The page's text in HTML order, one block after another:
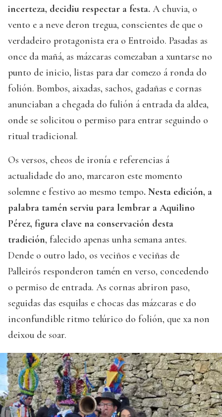
incerteza, decidiu respectar a festa. A chuvia, o
vento e a neve deron tregua, conscientes de que o
verdadeiro protagonista era o Entroido. Pasadas as
once da mañá, as mázcaras comezaban a xuntarse no
punto de inicio, listas para dar comezo á ronda do
folión. Bombos, aixadas, sachos, gadañas e cornas
anunciaban a chegada do fulión á entrada da aldea,
onde se solicitou o permiso para entrar seguindo o
ritual tradicional.
Os versos, cheos de ironía e referencias á
actualidade do ano, marcaron este momento
solemne e festivo ao mesmo tempo. Nesta edición, a
palabra tamén serviu para lembrar a Aquilino
Pérez, figura clave na conservación desta
tradición, falecido apenas unha semana antes.
Dende o outro lado, os veciños e veciñas de
Palleirós responderon tamén en verso, concedendo
o permiso de entrada. As cornas abriron paso,
seguidas das esquilas e chocas das mázcaras e do
inconfundible ritmo telúrico do folión, que xa non
deixou de soar.